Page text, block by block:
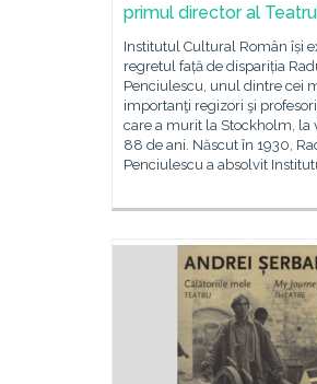
primul director al
Institutul Cultural Român își
regretul față de dispariția
Penciulescu, unul dintre cei
importanţi regizori şi
care a murit la Stockholm, la
88 de ani. Născut în 1930,
Penciulescu a absolvit